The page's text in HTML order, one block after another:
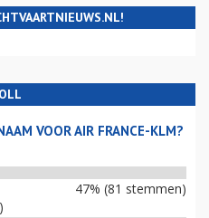
VOOR AIR FRANCE-KLM?
47% (81 stemmen)